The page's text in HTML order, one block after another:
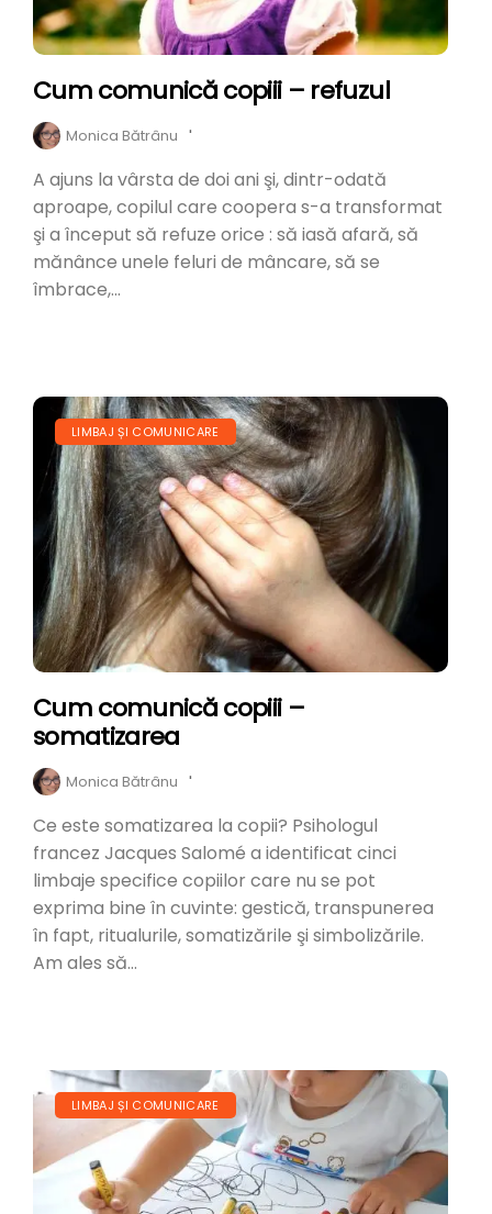
Cum comunică copiii – refuzul
'
Monica Bătrânu
A ajuns la vârsta de doi ani şi, dintr-odată
aproape, copilul care coopera s-a transformat
şi a început să refuze orice : să iasă afară, să
mănânce unele feluri de mâncare, să se
îmbrace,...
LIMBAJ ȘI COMUNICARE
Cum comunică copiii –
somatizarea
'
Monica Bătrânu
Ce este somatizarea la copii? Psihologul
francez Jacques Salomé a identificat cinci
limbaje specifice copiilor care nu se pot
exprima bine în cuvinte: gestică, transpunerea
în fapt, ritualurile, somatizările şi simbolizările.
Am ales să...
LIMBAJ ȘI COMUNICARE